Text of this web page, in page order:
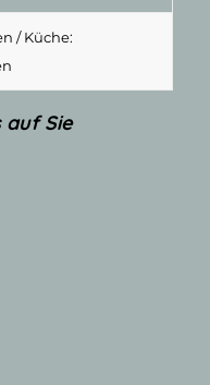
/ Küche:
auf Sie